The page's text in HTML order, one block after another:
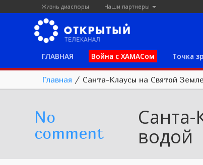
Жизнь диаспоры Наши партнеры
ГЛАВНАЯ Война с ХАМАСом Точка
Главная / Санта-Клаусы на Святой
No
comment
водой